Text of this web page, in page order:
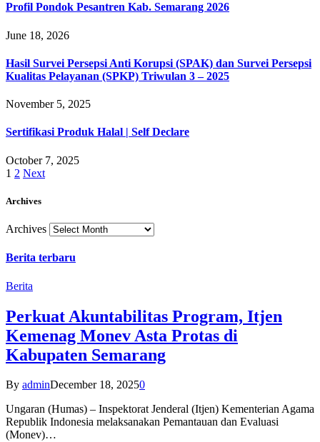
Profil Pondok Pesantren Kab. Semarang 2026
June 18, 2026
Hasil Survei Persepsi Anti Korupsi (SPAK) dan Survei Persepsi
Kualitas Pelayanan (SPKP) Triwulan 3 – 2025
November 5, 2025
Sertifikasi Produk Halal | Self Declare
October 7, 2025
1 2 Next
Archives
Archives
Berita terbaru
Berita
Perkuat Akuntabilitas Program, Itjen
Kemenag Monev Asta Protas di
Kabupaten Semarang
By adminDecember 18, 20250
Ungaran (Humas) – Inspektorat Jenderal (Itjen) Kementerian Agama
Republik Indonesia melaksanakan Pemantauan dan Evaluasi
(Monev)…